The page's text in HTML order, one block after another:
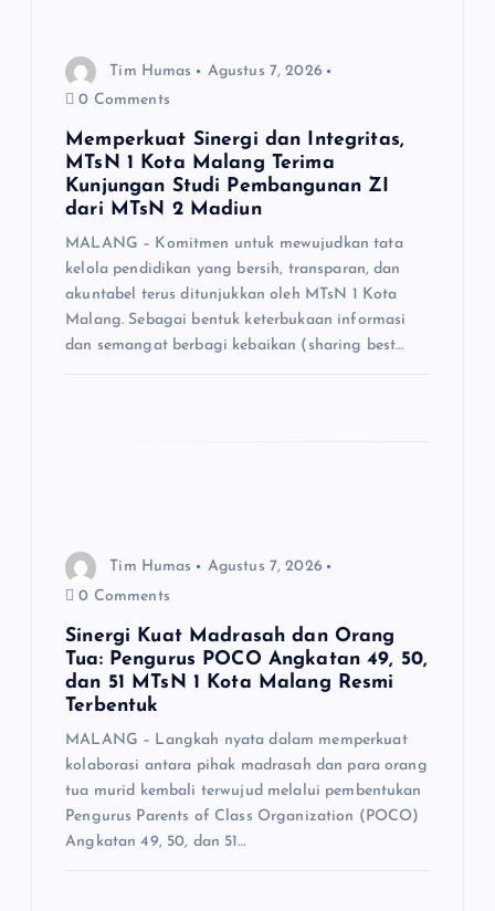
Tim Humas
Agustus 7, 2026
0 Comments
Memperkuat Sinergi dan Integritas,
MTsN 1 Kota Malang Terima
Kunjungan Studi Pembangunan ZI
dari MTsN 2 Madiun
MALANG – Komitmen untuk mewujudkan tata
kelola pendidikan yang bersih, transparan, dan
akuntabel terus ditunjukkan oleh MTsN 1 Kota
Malang. Sebagai bentuk keterbukaan informasi
dan semangat berbagi kebaikan (sharing best…
Tim Humas
Agustus 7, 2026
0 Comments
Sinergi Kuat Madrasah dan Orang
Tua: Pengurus POCO Angkatan 49, 50,
dan 51 MTsN 1 Kota Malang Resmi
Terbentuk
MALANG – Langkah nyata dalam memperkuat
kolaborasi antara pihak madrasah dan para orang
tua murid kembali terwujud melalui pembentukan
Pengurus Parents of Class Organization (POCO)
Angkatan 49, 50, dan 51…